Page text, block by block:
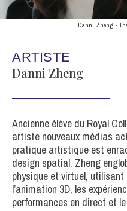
ARTISTE
Danni Zheng
Ancienne élève du Royal
artiste nouveaux médias
pratique artistique est
design spatial. Zheng
physique et virtuel,
l’animation 3D, les
performances en direct et
Danni Zheng -